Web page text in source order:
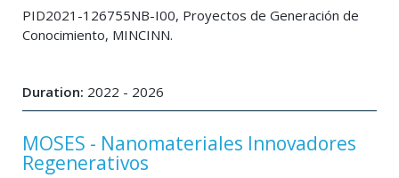
PID2021-126755NB-I00, Proyectos de Generación de
Conocimiento, MINCINN.
Duration: 2022 - 2026
MOSES - Nanomateriales Innovadores
Regenerativos